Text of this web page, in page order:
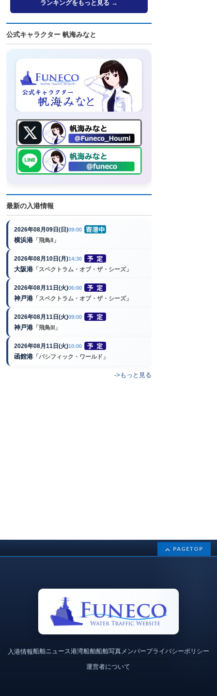
ランキングをもっと見る →
公式キャラクター 帆海みなと
最新の入港情報
2026年08月09日(日)09:00
横浜港 「飛鳥II」
2026年08月10日(月)14:30
大阪港 「スペクトラム・オブ・ザ・シーズ」
2026年08月11日(火)06:00
神戸港 「スペクトラム・オブ・ザ・シーズ」
2026年08月11日(火)09:00
神戸港 「飛鳥III」
2026年08月11日(火)10:00
函館港 「パシフィック・ワールド」
->もっと見る
PAGETOP
入港情報船舶ニュース港湾船舶船舶写真メンバープライバシーポリシー
運営者について